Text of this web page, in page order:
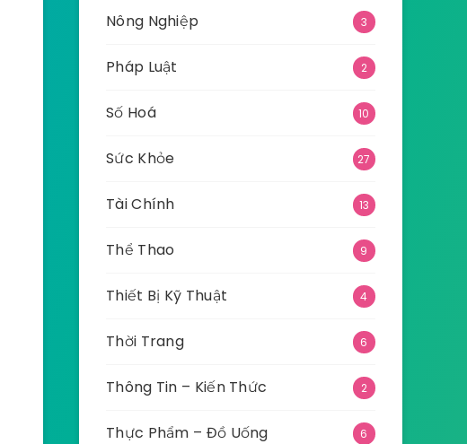
Nông Nghiệp 3
Pháp Luật 2
Số Hoá 10
Sức Khỏe 27
Tài Chính 13
Thể Thao 9
Thiết Bị Kỹ Thuật 4
Thời Trang 6
Thông Tin – Kiến Thức 2
Thực Phẩm – Đồ Uống 6